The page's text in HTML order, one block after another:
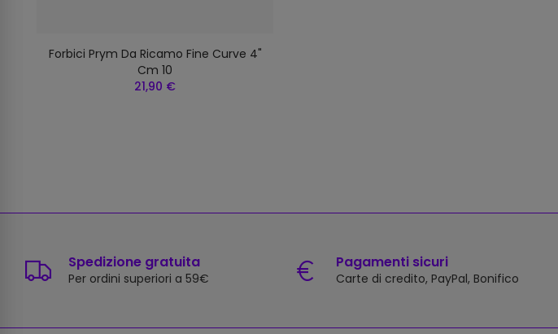
Forbici Prym Da Ricamo Fine Curve 4"
Cm 10
21,90 €
Spedizione gratuita
Per ordini superiori a 59€
Pagamenti sicuri
Carte di credito, PayPal, Bonifico